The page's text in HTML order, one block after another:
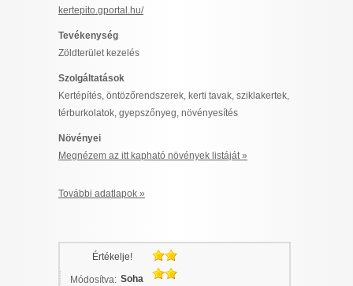
related to security, including authentication
user protection.
CONFIRM
Data Deletion Data Access Privacy Policy
kertepito.gportal.hu/
Tevékenység
Zöldterület kezelés
Szolgáltatások
Kertépítés, öntözőrendszerek, kerti tavak, sziklakertek,
térburkolatok, gyepszőnyeg, növényesítés
Növényei
Megnézem az itt kapható növények listáját »
További adatlapok »
Értékelje!
Módosítva: Soha